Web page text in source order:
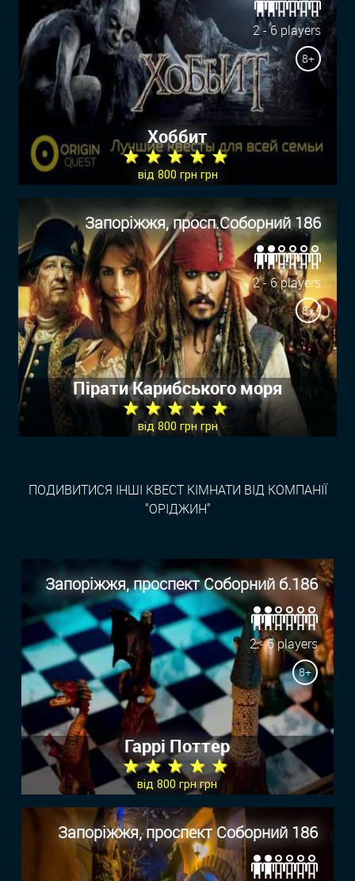
2 - 6 players
8+
Хоббит
★ ★ ★ ★ ★
від 800 грн грн
Запоріжжя, просп.Соборний 186
2 - 6 players
8+
Пірати Карибського моря
★ ★ ★ ★ ★
від 800 грн грн
ПОДИВИТИСЯ ІНШІ КВЕСТ КІМНАТИ ВІД КОМПАНІЇ
"ОРІДЖИН"
Запоріжжя, проспект Соборний б.186
2 - 6 players
8+
Гаррі Поттер
★ ★ ★ ★ ★
від 800 грн грн
Запоріжжя, проспект Соборний 186